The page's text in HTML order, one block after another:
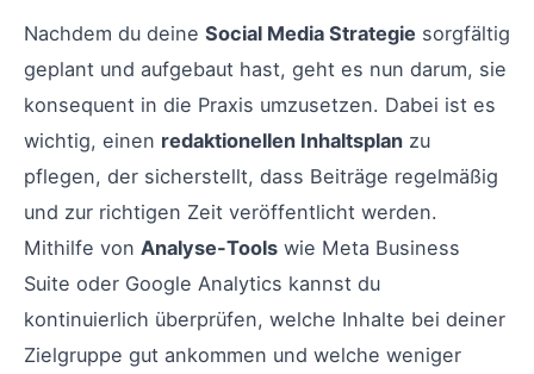
Nachdem du deine Social Media Strategie sorgfältig
geplant und aufgebaut hast, geht es nun darum, sie
konsequent in die Praxis umzusetzen. Dabei ist es
wichtig, einen redaktionellen Inhaltsplan zu
pflegen, der sicherstellt, dass Beiträge regelmäßig
und zur richtigen Zeit veröffentlicht werden.
Mithilfe von Analyse-Tools wie Meta Business
Suite oder Google Analytics kannst du
kontinuierlich überprüfen, welche Inhalte bei deiner
Zielgruppe gut ankommen und welche weniger